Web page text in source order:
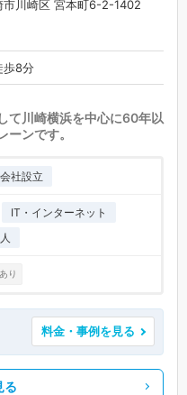
市川崎区 宮本町6-2-1402
歩8分
て川崎横浜を中心に60年以
ーンです。
会社設立
IT・インターネット
り
料金・事例を見る
る